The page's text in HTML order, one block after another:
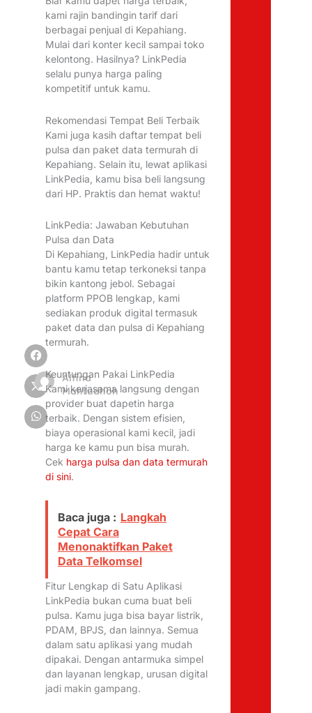
Alfina
Mahfudhoh
kami rajin bandingin tarif dari
berbagai penjual di Kepahiang.
Mulai dari konter kecil sampai toko
kelontong. Hasilnya? LinkPedia
selalu punya harga paling
kompetitif untuk kamu.
Rekomendasi Tempat Beli Terbaik
Kami juga kasih daftar tempat beli
pulsa dan paket data termurah di
Kepahiang. Selain itu, lewat aplikasi
LinkPedia, kamu bisa beli langsung
dari HP. Praktis dan hemat waktu!
LinkPedia: Jawaban Kebutuhan
Pulsa dan Data
Di Kepahiang, LinkPedia hadir untuk
bantu kamu tetap terkoneksi tanpa
bikin kantong jebol. Sebagai
platform PPOB lengkap, kami
sediakan produk digital termasuk
paket data dan pulsa di Kepahiang
termurah.
Keuntungan Pakai LinkPedia
Kami kerjasama langsung dengan
provider buat dapetin harga
terbaik. Dengan sistem efisien,
biaya operasional kami kecil, jadi
harga ke kamu pun bisa murah.
Cek harga pulsa dan data termurah
di sini.
Baca juga : Langkah
Cepat Cara
Menonaktifkan Paket
Data Telkomsel
Fitur Lengkap di Satu Aplikasi
LinkPedia bukan cuma buat beli
pulsa. Kamu juga bisa bayar listrik,
PDAM, BPJS, dan lainnya. Semua
dalam satu aplikasi yang mudah
dipakai. Dengan antarmuka simpel
dan layanan lengkap, urusan digital
jadi makin gampang.